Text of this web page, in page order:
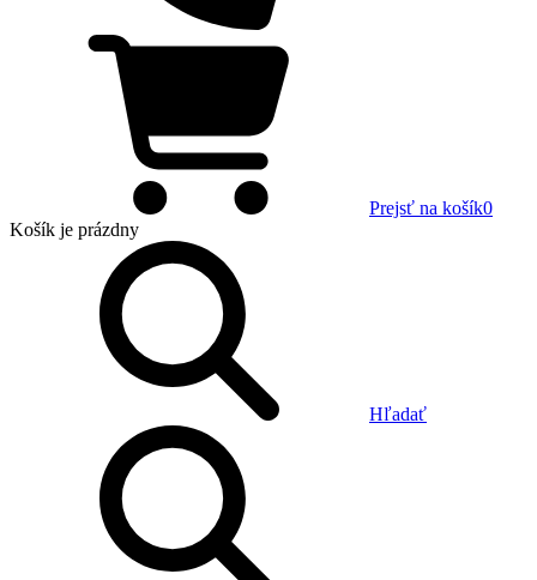
Prejsť na košík0
Košík je prázdny
Hľadať